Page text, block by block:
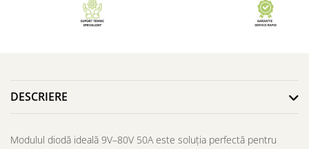
DESCRIERE
Modulul diodă ideală 9V–80V 50A este soluția perfectă pentru